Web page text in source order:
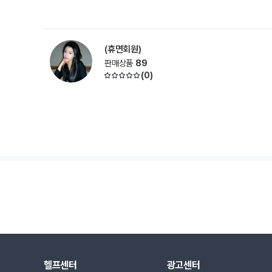
(휴면회원)
판매상품 89
(0)
헬프센터 광고센터